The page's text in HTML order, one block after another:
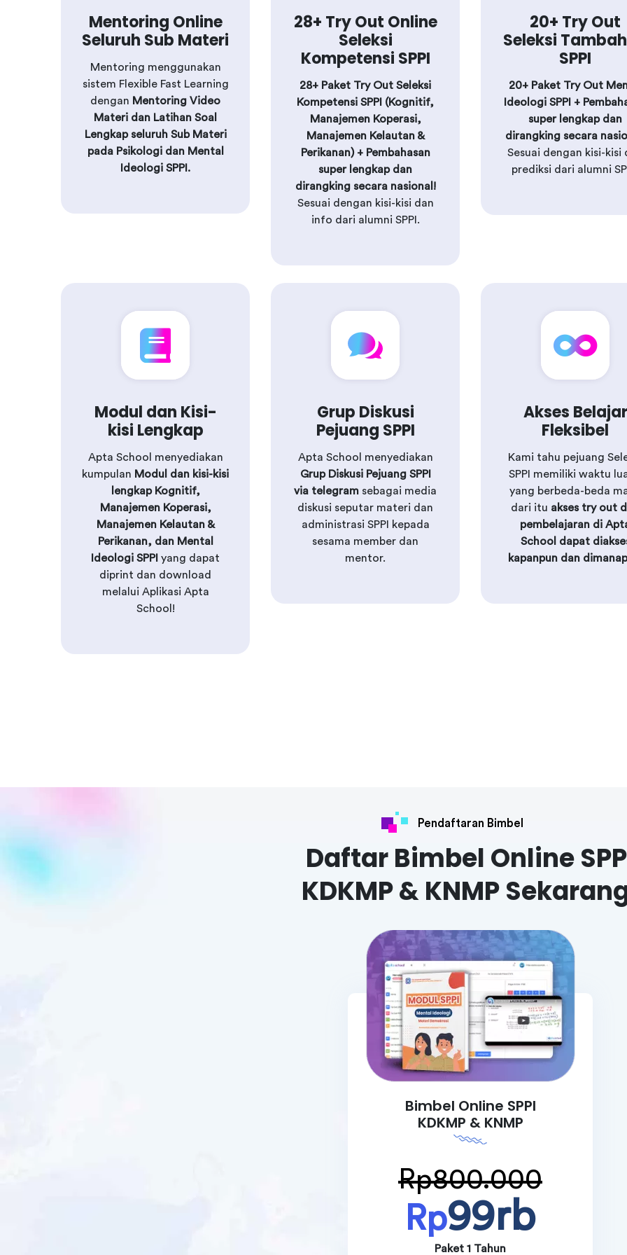
Mentoring Online
Seluruh Sub Materi
Mentoring menggunakan
sistem Flexible Fast Learning
dengan Mentoring Video
Materi dan Latihan Soal
Lengkap seluruh Sub Materi
pada Psikologi dan Mental
Ideologi SPPI.
28+ Try Out Online
Seleksi
Kompetensi SPPI
28+ Paket Try Out Seleksi
Kompetensi SPPI (Kognitif,
Manajemen Koperasi,
Manajemen Kelautan &
Perikanan) + Pembahasan
super lengkap dan
dirangking secara nasional!
Sesuai dengan kisi-kisi dan
info dari alumni SPPI.
20+ Try Out
Seleksi
SPPI
20+ Paket Try Out
Ideologi SPPI +
super lengkap dan
dirangking secara
Sesuai dengan kisi-kisi
prediksi dari alumni
Modul dan Kisi-
kisi Lengkap
Apta School menyediakan
kumpulan Modul dan kisi-kisi
lengkap Kognitif,
Manajemen Koperasi,
Manajemen Kelautan &
Perikanan, dan Mental
Ideologi SPPI yang dapat
diprint dan download
melalui Aplikasi Apta
School!
Grup Diskusi
Pejuang SPPI
Apta School menyediakan
Grup Diskusi Pejuang SPPI
via telegram sebagai media
diskusi seputar materi dan
administrasi SPPI kepada
sesama member dan
mentor.
Akses Belajar
Fleksibel
Kami tahu pejuang
SPPI memiliki waktu
yang berbeda-beda
dari itu akses try out
pembelajaran di
School dapat
kapanpun dan
Pendaftaran Bimbel
Daftar Bimbel Online
KDKMP & KNMP
Bimbel Online SPPI
KDKMP & KNMP
Rp800.000
Rp99rb
Paket 1 Tahun